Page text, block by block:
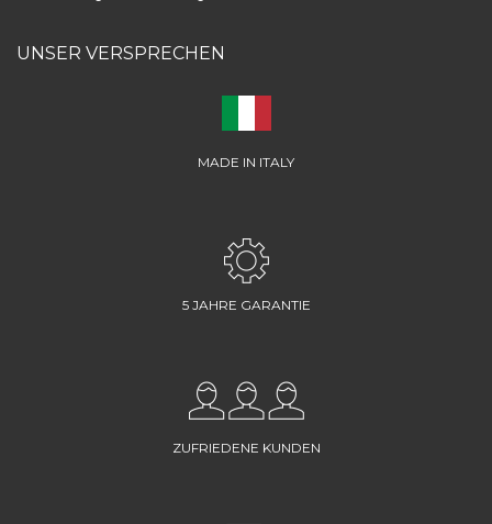
UNSER VERSPRECHEN
MADE IN ITALY
5 JAHRE GARANTIE
ZUFRIEDENE KUNDEN